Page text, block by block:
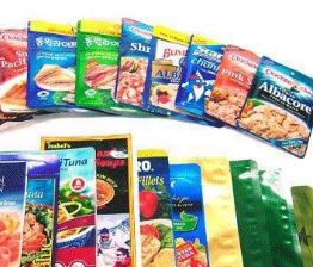
ENTERPACK
(KOREA)
ชุดบรรจุภัณฑ์ถนอมอาหาร
ENTERPACKTM
SMART PACK TMPACKAGING SET
ชุดบรรจุภัณฑ์ถนอมอาหาร SMART
PACKTM